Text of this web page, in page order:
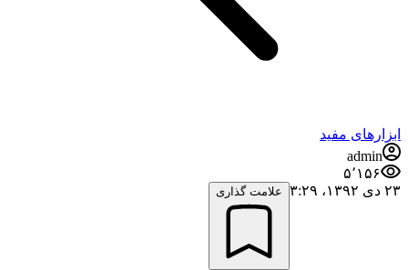
ابزارهای مفید
admin
۵٬۱۵۶
۲۳ دی ۱۳۹۲،‏ ۳:۲۹
علامت گذاری